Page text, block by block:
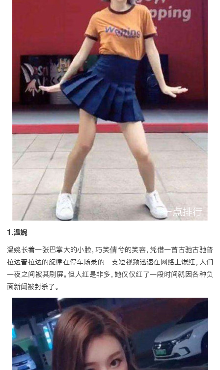
1.温婉
温婉长着一张巴掌大的小脸，巧笑倩兮的笑容，凭借一首古驰古驰普
拉达普拉达的旋律在停车场录的一支短视频迅速在网络上爆红，人们
一夜之间被其刷屏。但人红是非多，她仅仅红了一段时间就因各种负
面新闻被封杀了。